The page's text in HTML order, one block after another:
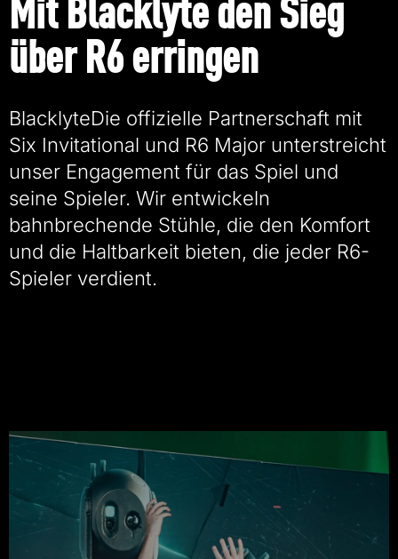
Mit Blacklyte den Sieg
über R6 erringen
BlacklyteDie offizielle Partnerschaft mit
Six Invitational und R6 Major unterstreicht
unser Engagement für das Spiel und
seine Spieler. Wir entwickeln
bahnbrechende Stühle, die den Komfort
und die Haltbarkeit bieten, die jeder R6-
Spieler verdient.